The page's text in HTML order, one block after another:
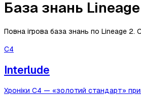
База знань
Повна ігрова база знань по Lineage 2.
C4
Interlude
Хроніки C4 — «золотий стандарт»